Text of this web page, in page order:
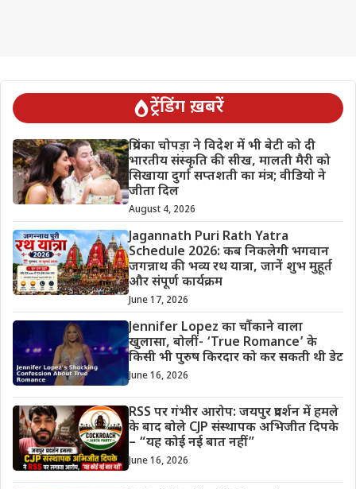
ट्रेंडिंग ख़बरें
प्रियंका चोपड़ा ने विदेश में भी बेटी को दी
भारतीय संस्कृति की सीख, मालती मैरी को
सिखाया दुर्गा सप्तशती का मंत्र; वीडियो ने
जीता दिल
August 4, 2026
Jagannath Puri Rath Yatra
Schedule 2026: कब निकलेगी भगवान
जगन्नाथ की भव्य रथ यात्रा, जानें शुभ मुहूर्त
और संपूर्ण कार्यक्रम
June 17, 2026
Jennifer Lopez का चौंकाने वाला
खुलासा, बोलीं- ‘True Romance’ के
किसी भी पुरुष किरदार को कर सकती थी डेट
June 16, 2026
RSS पर गंभीर आरोप: जयपुर प्रदर्शन में हमले
के बाद बोले CJP संस्थापक अभिजीत दिपके
– “यह कोई नई बात नहीं”
June 16, 2026